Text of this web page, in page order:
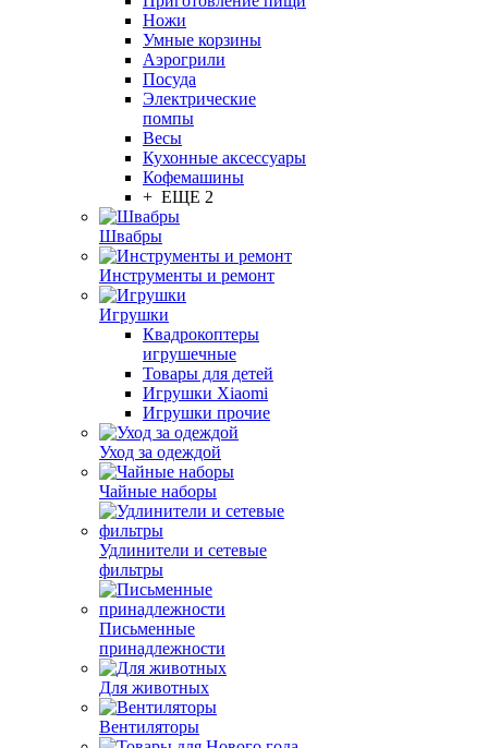
Ножи
Умные корзины
Аэрогрили
Посуда
Электрические
помпы
Весы
Кухонные аксессуары
Кофемашины
+ ЕЩЕ 2
Швабры
Инструменты и ремонт
Игрушки
Квадрокоптеры
игрушечные
Товары для детей
Игрушки Xiaomi
Игрушки прочие
Уход за одеждой
Чайные наборы
Удлинители и сетевые
фильтры
Письменные
принадлежности
Для животных
Вентиляторы